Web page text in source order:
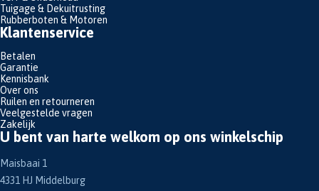
Tuigage & Dekuitrusting
Rubberboten & Motoren
Klantenservice
Betalen
Garantie
Kennisbank
Over ons
Ruilen en retourneren
Veelgestelde vragen
Zakelijk
U bent van harte welkom op ons winkelschip
Maisbaai 1
4331 HJ Middelburg